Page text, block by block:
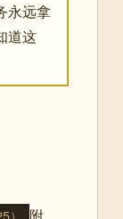
永远拿
道这
）